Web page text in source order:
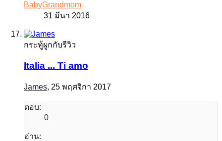
BabyGrandmom
31 มีนา 2016
กระทู้ผูกกับรีวิว
Italia ... Ti amo
James, 25 พฤศจิกา 2017
ตอบ:
0
อ่าน: